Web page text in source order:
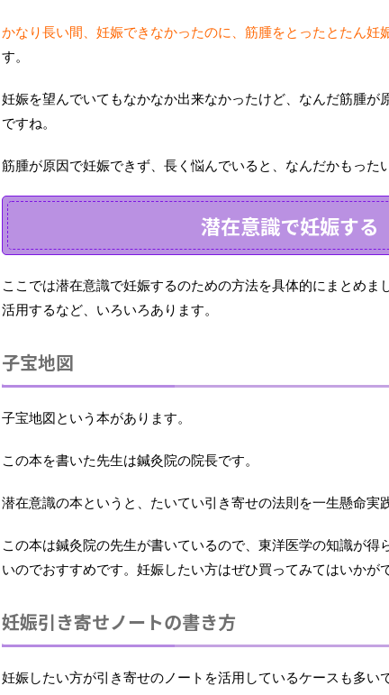
かなり長い間、妊娠できなかったのに、筋腫をとったとたん妊
す。
妊娠を望んでいてもなかなか出来なかったけど、なんだ筋腫が
ですね。
筋腫が原因で妊娠できず、長く悩んでいると、なんだかもった
潜在意識で妊娠する
ここでは潜在意識で妊娠するのための方法を具体的にまとめま
活用するなど、いろいろあります。
子宝地図
子宝地図という本があります。
この本を書いた先生は鍼灸院の院長です。
潜在意識の本というと、たいてい引き寄せの法則を一生懸命実
この本は鍼灸院の先生が書いているので、東洋医学の知識が得
いのでおすすめです。妊娠したい方はぜひ買ってみてはいかが
妊娠引き寄せノートの書き方
妊娠したい方が引き寄せのノートを活用しているケースも多い